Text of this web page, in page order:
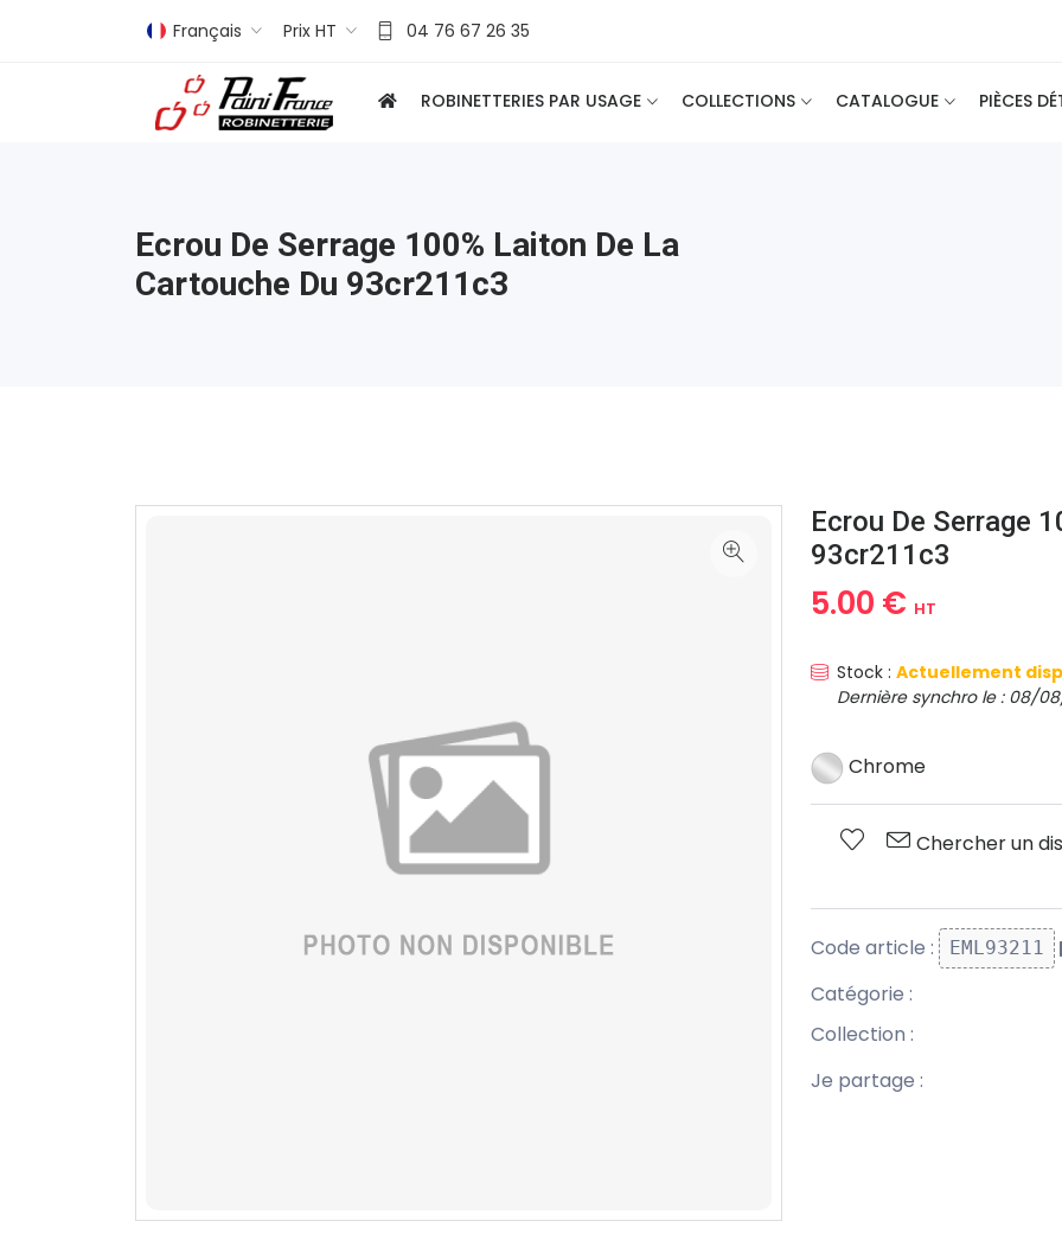
Français Prix HT 04 76 67 26 35
ROBINETTERIES PAR USAGE COLLECTIONS CATALOGUE PIÈCES
Ecrou De Serrage 100% Laiton De La
Cartouche Du 93cr211c3
Ecrou De Serrage
93cr211c3
5.00 € HT
Stock : Actuellement
Dernière synchro le : 08/
Chrome
Chercher un
Code article : EML93211
Catégorie :
Collection :
Je partage :